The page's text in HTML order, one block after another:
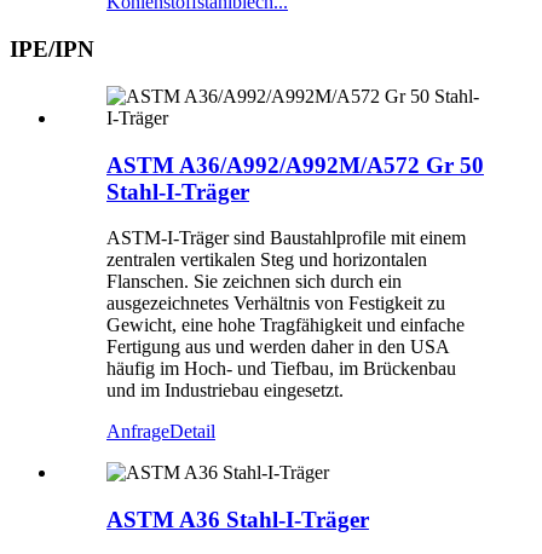
IPE/IPN
ASTM A36/A992/A992M/A572 Gr 50
Stahl-I-Träger
ASTM-I-Träger sind Baustahlprofile mit einem
zentralen vertikalen Steg und horizontalen
Flanschen. Sie zeichnen sich durch ein
ausgezeichnetes Verhältnis von Festigkeit zu
Gewicht, eine hohe Tragfähigkeit und einfache
Fertigung aus und werden daher in den USA
häufig im Hoch- und Tiefbau, im Brückenbau
und im Industriebau eingesetzt.
AnfrageDetail
ASTM A36 Stahl-I-Träger